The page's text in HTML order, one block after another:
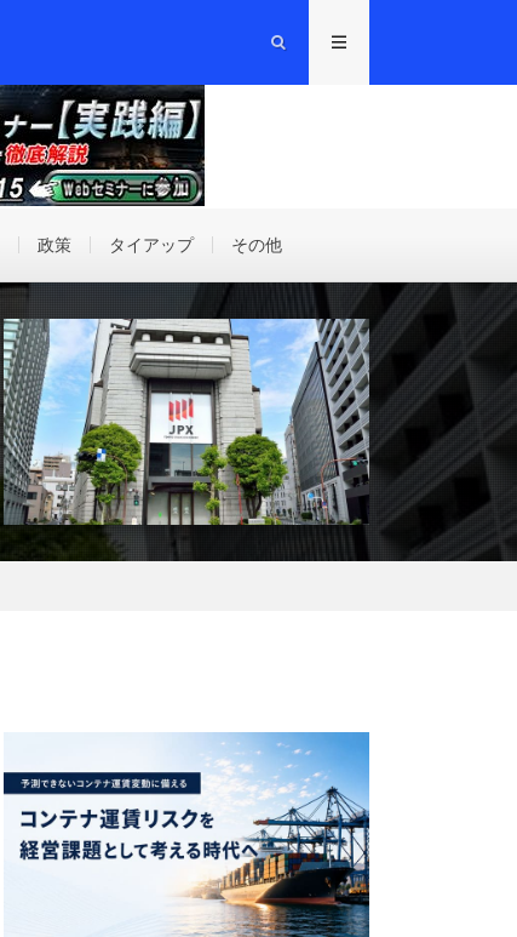
政策 タイアップ その他